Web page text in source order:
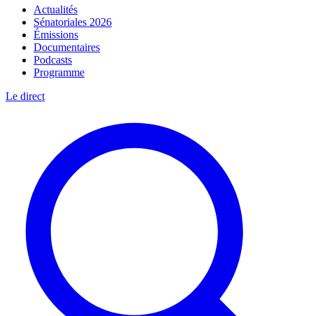
Actualités
Sénatoriales 2026
Émissions
Documentaires
Podcasts
Programme
Le direct